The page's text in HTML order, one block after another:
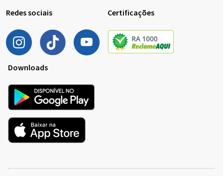
Redes sociais Certificações
Downloads